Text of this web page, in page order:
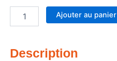
à
rallonges
50-
Ajouter au panier
Description